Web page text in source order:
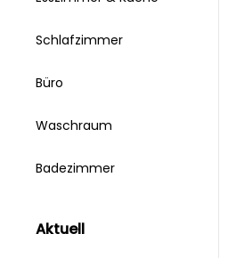
Schlafzimmer
Büro
Waschraum
Badezimmer
aktuell